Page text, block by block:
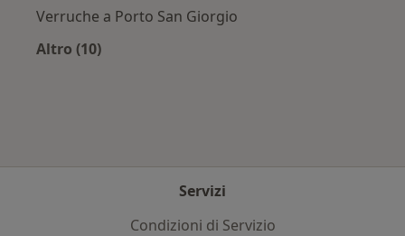
Verruche a Porto San Giorgio
Altro (10)
Servizi
Condizioni di Servizio